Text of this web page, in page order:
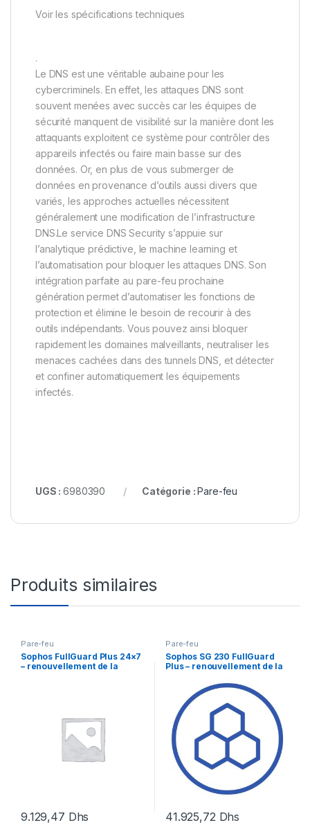
Voir les spécifications techniques
.
Le DNS est une véritable aubaine pour les
cybercriminels. En effet, les attaques DNS sont
souvent menées avec succès car les équipes de
sécurité manquent de visibilité sur la manière dont les
attaquants exploitent ce système pour contrôler des
appareils infectés ou faire main basse sur des
données. Or, en plus de vous submerger de
données en provenance d’outils aussi divers que
variés, les approches actuelles nécessitent
généralement une modification de l’infrastructure
DNS.Le service DNS Security s’appuie sur
l’analytique prédictive, le machine learning et
l’automatisation pour bloquer les attaques DNS. Son
intégration parfaite au pare-feu prochaine
génération permet d’automatiser les fonctions de
protection et élimine le besoin de recourir à des
outils indépendants. Vous pouvez ainsi bloquer
rapidement les domaines malveillants, neutraliser les
menaces cachées dans des tunnels DNS, et détecter
et confiner automatiquement les équipements
infectés.
UGS :6980390 Catégorie :Pare-feu
Produits similaires
Pare-feu
Sophos FullGuard Plus 24×7
– renouvellement de la
9.129,47 Dhs
Pare-feu
Sophos SG 230 FullGuard
Plus – renouvellement de la
– 1 licence
41.925,72 Dhs